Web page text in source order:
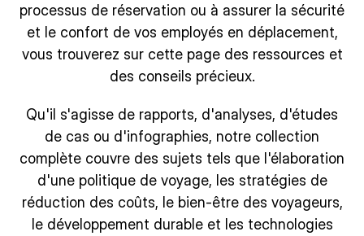
processus de réservation ou à assurer la sécurité
et le confort de vos employés en déplacement,
vous trouverez sur cette page des ressources et
des conseils précieux.
Qu'il s'agisse de rapports, d'analyses, d'études
de cas ou d'infographies, notre collection
complète couvre des sujets tels que l'élaboration
d'une politique de voyage, les stratégies de
réduction des coûts, le bien-être des voyageurs,
le développement durable et les technologies